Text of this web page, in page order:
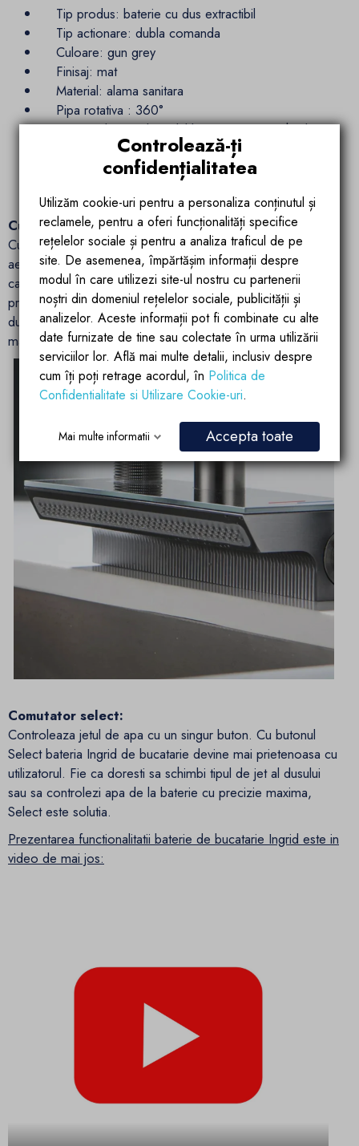
Tip produs: baterie cu dus extractibil
Tip actionare: dubla comanda
Culoare: gun grey
Finisaj: mat
Material: alama sanitara
Pipa rotativa : 360°
Buton select pe lateralul bateriei pentru schimbare
usoara intre tipurile de jet
Cartus ceramic
Curatare usoara
Curatare simpla si eficienta a sistemelor de dus si a
aeratoarelor datorita duzelor elastice de silicon. Murdaria,
calcarul si/sau orice alte substante se curata simplu, doar
prin frecarea usoara a duzelor. Va puteti bucura astfel de un
dus perfect pentru mai mult timp dar si de baterii de baie
mai curate si mai eficiente.
Comutator select:
Controleaza jetul de apa cu un singur buton. Cu butonul
Select bateria Ingrid de bucatarie devine mai prietenoasa cu
utilizatorul. Fie ca doresti sa schimbi tipul de jet al dusului
sau sa controlezi apa de la baterie cu precizie maxima,
Select este solutia.
Prezentarea functionalitatii baterie de bucatarie Ingrid este in
video de mai jos:
Controlează-ți
confidențialitatea
Utilizăm cookie-uri pentru a personaliza conținutul și
reclamele, pentru a oferi funcționalități specifice
rețelelor sociale și pentru a analiza traficul de pe
site. De asemenea, împărtășim informații despre
modul în care utilizezi site-ul nostru cu partenerii
noștri din domeniul rețelelor sociale, publicității și
analizelor. Aceste informații pot fi combinate cu alte
date furnizate de tine sau colectate în urma utilizării
serviciilor lor. Află mai multe detalii, inclusiv despre
cum îți poți retrage acordul, în Politica de
Confidentialitate si Utilizare Cookie-uri.
Mai multe informatii Accepta toate